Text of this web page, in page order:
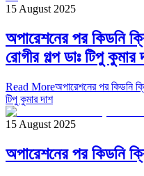
15 August 2025
অপারেশনের পর কিডনি
রোগীর গল্প ডাঃ টিপু কুমার
Read Moreঅপারেশনের পর কিডনি
টিপু কুমার দাশ
15 August 2025
অপারেশনের পর কিডনি